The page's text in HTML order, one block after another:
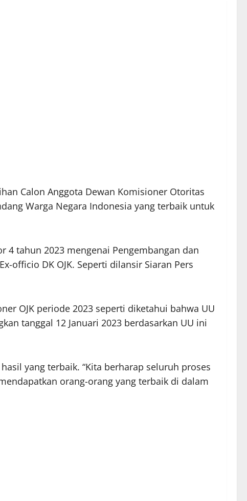
Calon Anggota Dewan Komisioner Otoritas
Warga Negara Indonesia yang terbaik untuk
4 tahun 2023 mengenai Pengembangan dan
officio DK OJK. Seperti dilansir Siaran Pers
OJK periode 2023 seperti diketahui bahwa UU
tanggal 12 Januari 2023 berdasarkan UU ini
yang terbaik. “Kita berharap seluruh proses
orang-orang yang terbaik di dalam